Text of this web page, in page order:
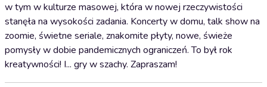
w tym w kulturze masowej, która w nowej rzeczywistości
stanęła na wysokości zadania. Koncerty w domu, talk show na
zoomie, świetne seriale, znakomite płyty, nowe, świeże
pomysły w dobie pandemicznych ograniczeń. To był rok
kreatywności! I... gry w szachy. Zapraszam!